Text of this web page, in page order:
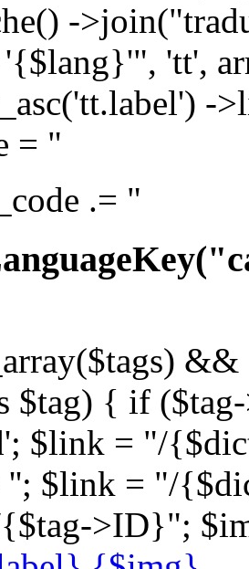
-
'tt',
-
= "
.= "
&&
$tag) { if
$link = "/
''; $link = "/
>ID}";